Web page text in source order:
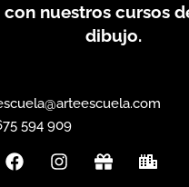
nuestros cursos
dibujo.
594 909
F
a
I
n
G
i
C
i